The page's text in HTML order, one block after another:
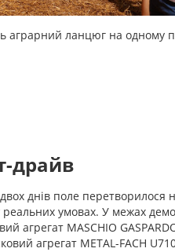
аграрний ланцюг на одному
драйв
днів поле перетворилося
реальних умовах. У межах
агрегат MASCHIO
агрегат METAL-FACH